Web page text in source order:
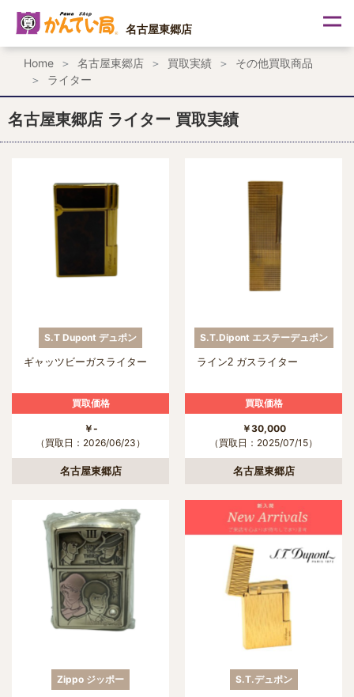
ス
プ
名古屋東郷店
Home 名古屋東郷店 買取実績
その他買取商品
ライター
名古屋東郷店 ライター 買取実績
S.T Dupont デュポン
ギャッツビーガスライター
買取価格
￥-
（買取日：2026/06/23）
名古屋東郷店
S.T.Dipont エステーデュポン
ライン2 ガスライター
買取価格
￥30,000
（買取日：2025/07/15）
名古屋東郷店
Zippo ジッポー S.T.デュポン